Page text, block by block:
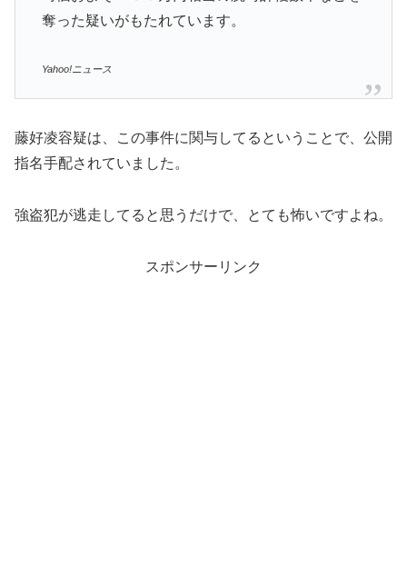
奪った疑いがもたれています。
Yahoo!ニュース
藤好凌容疑は、この事件に関与してるということで、公開
指名手配されていました。
強盗犯が逃走してると思うだけで、とても怖いですよね。
スポンサーリンク